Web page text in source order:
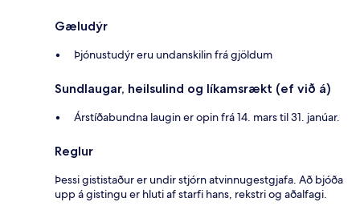
Gæludýr
Þjónustudýr eru undanskilin frá gjöldum
Sundlaugar, heilsulind og líkamsrækt (ef við á)
Árstíðabundna laugin er opin frá 14. mars til 31. janúar.
Reglur
Þessi gististaður er undir stjórn atvinnugestgjafa. Að bjóða
upp á gistingu er hluti af starfi hans, rekstri og aðalfagi.